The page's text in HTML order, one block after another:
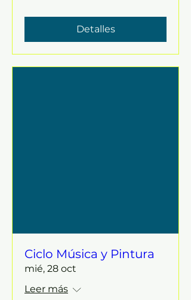
Detalles
Ciclo Música y Pintura
mié, 28 oct
Leer más